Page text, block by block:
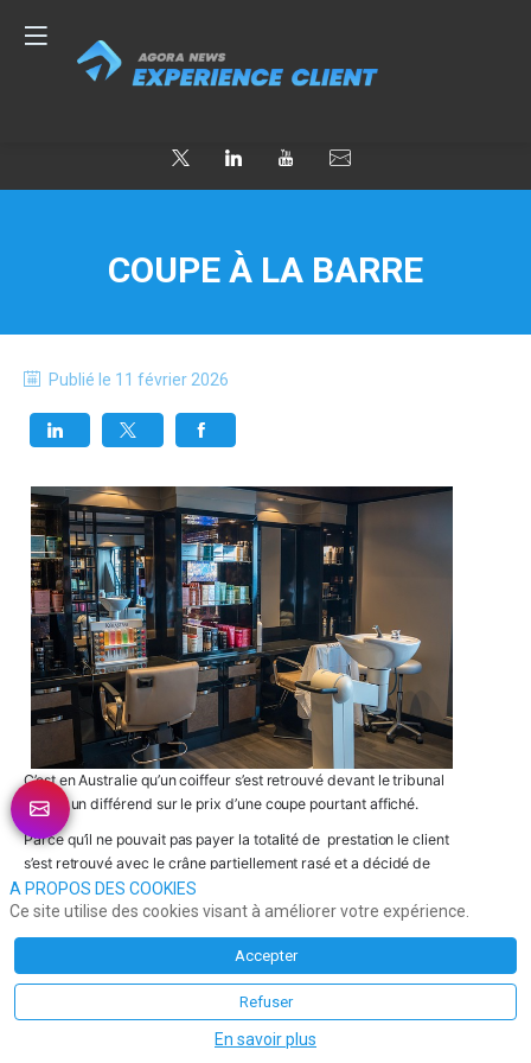
COUPE À LA BARRE
Publié le 11 février 2026
C’est en Australie qu’un coiffeur s’est retrouvé devant le tribunal
suite à un différend sur le prix d’une coupe pourtant affiché.
Parce qu’il ne pouvait pas payer la totalité de  prestation le client
s’est retrouvé avec le crâne partiellement rasé et a décidé de
poursuivre le professionnel.
Le tribunal a débouté le client en précisant que les prix affichés
On ne choisit pas ses cheveux mais…on choisit son coiffeur!
A PROPOS DES COOKIES
Ce site utilise des cookies visant à améliorer votre expérience.
Accepter
Refuser
En savoir plus